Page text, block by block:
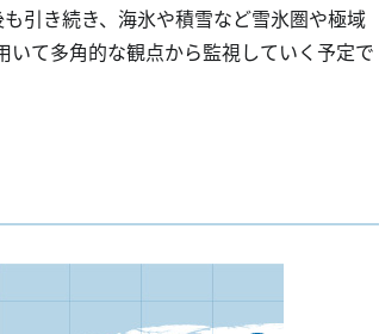
引き続き、海氷や積雪など雪氷圏や極域
いて多角的な観点から監視していく予定で